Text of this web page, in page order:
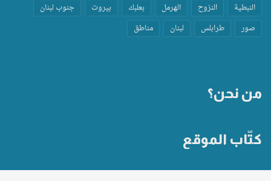
النبطية
النزوح الهرمل بعلبك بيروت
جنوب لبنان
صور
طرابلس لبنان مناطق
من نحن؟
كتّاب الموقع